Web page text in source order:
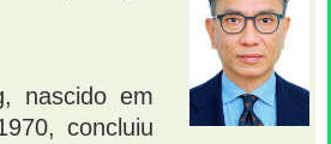
nascido em
concluiu